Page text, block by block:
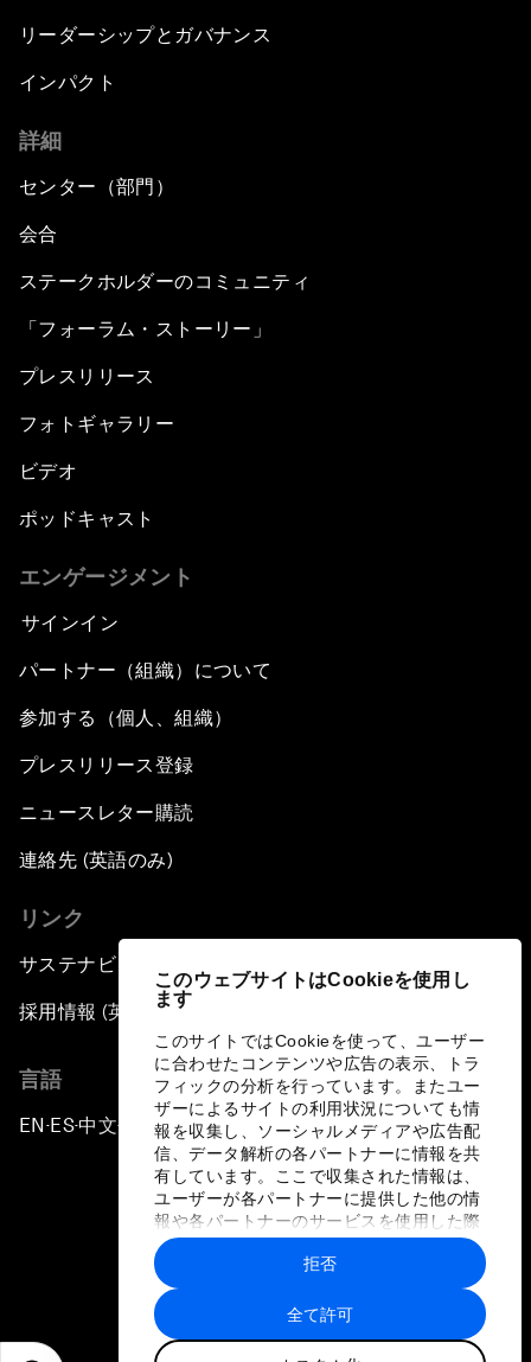
このウェブサイトはCookieを使用し
ます
このサイトではCookieを使って、ユーザー
に合わせたコンテンツや広告の表示、トラ
フィックの分析を行っています。またユー
ザーによるサイトの利用状況についても情
報を収集し、ソーシャルメディアや広告配
信、データ解析の各パートナーに情報を共
有しています。ここで収集された情報は、
ユーザーが各パートナーに提供した他の情
報や各パートナーのサービスを使用した際
に収集された情報と組み合わされ、各パー
トナーによって使用されることがありま
す。
全て許可
拒否
リーダーシップとガバナンス
インパクト
詳細
センター（部門）
会合
ステークホルダーのコミュニティ
「フォーラム・ストーリー」
プレスリリース
フォトギャラリー
ビデオ
ポッドキャスト
エンゲージメント
サインイン
パートナー（組織）について
参加する（個人、組織）
プレスリリース登録
ニュースレター購読
連絡先 (英語のみ)
リンク
サステナビリティへの取り組み
採用情報 (英語のみ)
言語
EN ▪ES▪中文▪ 日本語
プライバシーポリシーと利用規約
サイトマップ